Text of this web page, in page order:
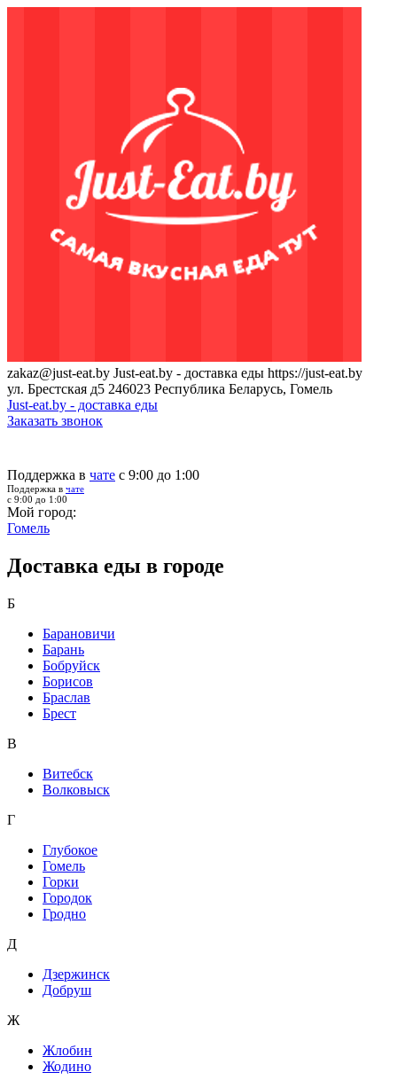
zakaz@just-eat.by Just-eat.by - доставка еды https://just-eat.by
ул. Брестская д5 246023 Республика Беларусь, Гомель
Just-eat.by - доставка еды
Заказать звонок
Поддержка в чате с 9:00 до 1:00
Поддержка в чате
с 9:00 до 1:00
Мой город:
Гомель
Доставка еды в городе
Б
Барановичи
Барань
Бобруйск
Борисов
Браслав
Брест
В
Витебск
Волковыск
Г
Глубокое
Гомель
Горки
Городок
Гродно
Д
Дзержинск
Добруш
Ж
Жлобин
Жодино